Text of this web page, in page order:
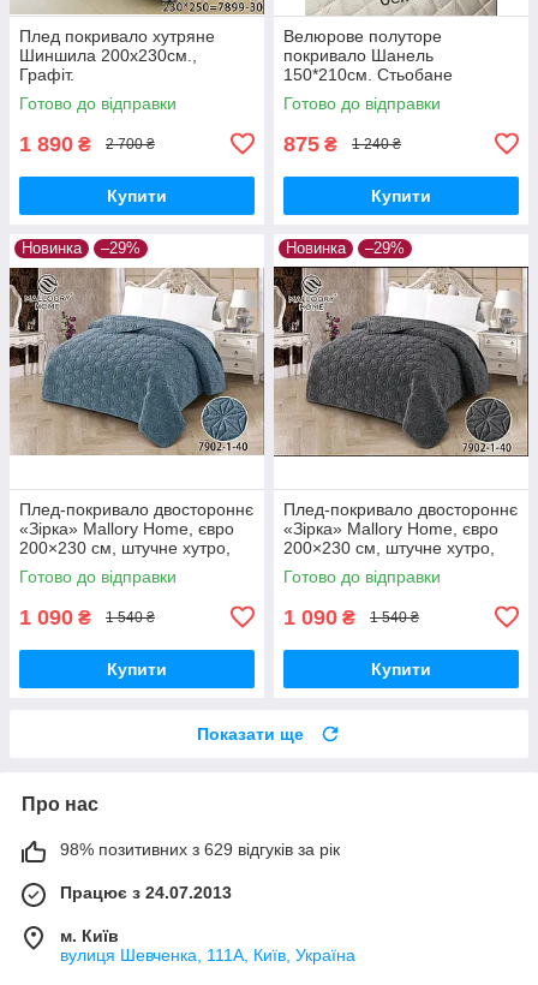
Плед покривало хутряне
Шиншила 200х230см.,
Графіт.
Готово до відправки
1 890 ₴ 2 700 ₴
Купити
Велюрове полуторе
покривало Шанель
150*210см. Стьобане
стильне покривало для
спальні Різні кольори
Готово до відправки
875 ₴ 1 240 ₴
Купити
Новинка –29%
Плед-покривало двостороннє
«Зірка» Mallory Home, євро
200×230 см, штучне хутро,
м’яке та тепле
Готово до відправки
1 090 ₴ 1 540 ₴
Купити
Новинка –29%
Плед-покривало двостороннє
«Зірка» Mallory Home, євро
200×230 см, штучне хутро,
м’яке та тепле
Готово до відправки
1 090 ₴ 1 540 ₴
Купити
Показати ще
Про нас
98% позитивних з 629 відгуків за рік
Працює з 24.07.2013
м. Київ
вулиця Шевченка, 111A, Київ, Україна